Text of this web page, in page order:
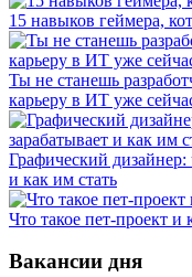
15 навыков геймера,
Ты не станешь
карьеру в ИТ уже
Графический дизайнер:
и как им стать
Что такое пет-проект
Вакансии дня